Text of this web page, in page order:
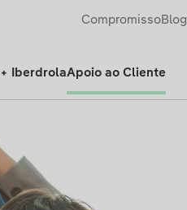
CompromissoBlog
+ IberdrolaApoio ao Cliente